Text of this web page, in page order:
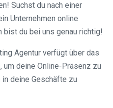
Suchst du nach einer
Unternehmen online
bist du bei uns genau richtig!
Agentur verfügt über das
um deine Online-Präsenz zu
deine Geschäfte zu